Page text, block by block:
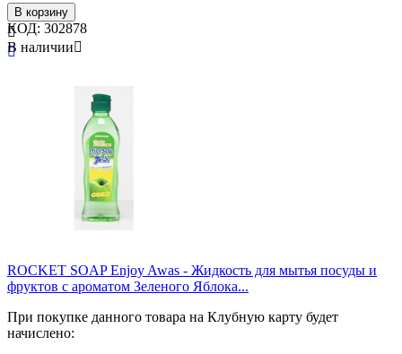
В корзину


КОД: 302878
В наличии
ROCKET SOAP Enjoy Awas - Жидкость для мытья посуды и
фруктов с ароматом Зеленого Яблока...
При покупке данного товара на Клубную карту будет
начислено: